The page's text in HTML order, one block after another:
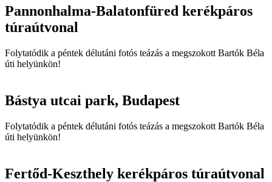
Pannonhalma-Balatonfüred kerékpáros
túraútvonal
Folytatódik a péntek délutáni fotós teázás a megszokott Bartók Béla
úti helyünkön!
Bástya utcai park, Budapest
Folytatódik a péntek délutáni fotós teázás a megszokott Bartók Béla
úti helyünkön!
Fertőd-Keszthely kerékpáros túraútvonal